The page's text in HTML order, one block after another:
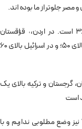
جلوتر از ما بوده اند.
نرخ ناخالص ثبت‌نام در آموزش‌عالی، در ایران 36.5 است. در اردن،˓ قزاقستان
وفلسطین بالای 40؛ در ارمنستان قرقیزستان ولبنان بالای 50؛ و در اسرائیل بالای 60
1 درصد؛ در پاکستان، گرجستان و ترکیه بالای یک
از حیث گسترۀ آموزش نیروی انسانی در مقیاس 1 تا 7 نیز وضع مطلوبی نداریم و با